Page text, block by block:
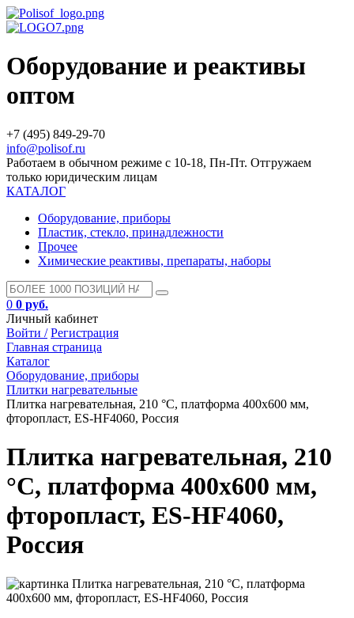
Оборудование и реактивы
оптом
+7 (495) 849-29-70
info@polisof.ru
Работаем в обычном режиме с 10-18, Пн-Пт. Отгружаем
только юридическим лицам
КАТАЛОГ
Оборудование, приборы
Пластик, стекло, принадлежности
Прочее
Химические реактивы, препараты, наборы
0 0 руб.
Личный кабинет
Войти / Регистрация
Главная страница
Каталог
Оборудование, приборы
Плитки нагревательные
Плитка нагревательная, 210 °С, платформа 400х600 мм,
фторопласт, ES-HF4060, Россия
Плитка нагревательная, 210
°С, платформа 400х600 мм,
фторопласт, ES-HF4060,
Россия